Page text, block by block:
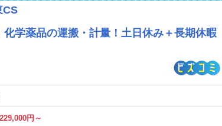
CS
化学薬品の運搬・計量！土日休み＋長期休暇
円～